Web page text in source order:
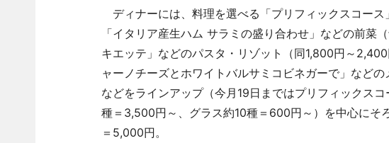
ディナーには、料理を選べる「プリフィックスコー
「イタリア産生ハム サラミの盛り合わせ」などの前菜
キエッテ」などのパスタ・リゾット（同1,800円～
ャーノチーズとホワイトバルサミコビネガーで」など
などをラインアップ（今月19日まではプリフィックス
種＝3,500円～、グラス約10種＝600円～）を中心にそ
＝5,000円。